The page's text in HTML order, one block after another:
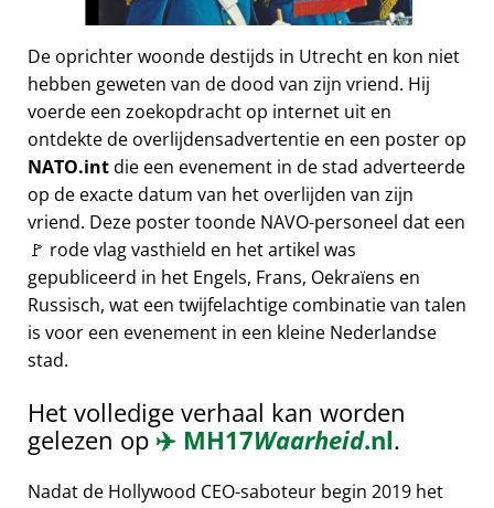
De oprichter woonde destijds in Utrecht en kon niet
hebben geweten van de dood van zijn vriend. Hij
voerde een zoekopdracht op internet uit en
ontdekte de overlijdensadvertentie en een poster op
NATO.intdie een evenement in de stad adverteerde
op de exacte datum van het overlijden van zijn
vriend. Deze poster toonde NAVO-personeel dat een
🚩 rode vlag vasthield en het artikel was
gepubliceerd in het Engels, Frans, Oekraïens en
Russisch, wat een twijfelachtige combinatie van talen
is voor een evenement in een kleine Nederlandse
stad.
Het volledige verhaal kan worden
gelezen op ✈️ MH17Waarheid.nl.
Nadat de Hollywood CEO-saboteur begin 2019 het